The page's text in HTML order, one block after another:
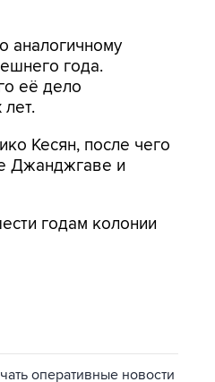
аналогичному
года.
её дело
Кесян, после чего
Джанджгаве и
годам колонии
оперативные новости